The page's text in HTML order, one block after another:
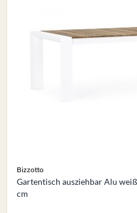
Bizzotto
Gartentisch ausziehbar Alu
cm